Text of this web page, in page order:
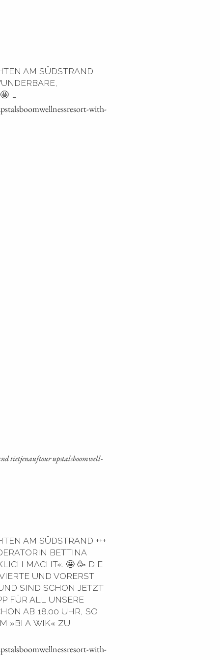
AM SÜDSTRAND
.…
with-
tiet­je­na­uf­tour ups­tals­boom­well­
AM SÜDSTRAND +++
BETTINA
MACHT«. 🤩 🥳 DIE
UND VORERST
SIND SCHON JETZT
FÜR ALL UNSERE
AB 18.00 UHR, SO
»BI A WIK« ZU
with-